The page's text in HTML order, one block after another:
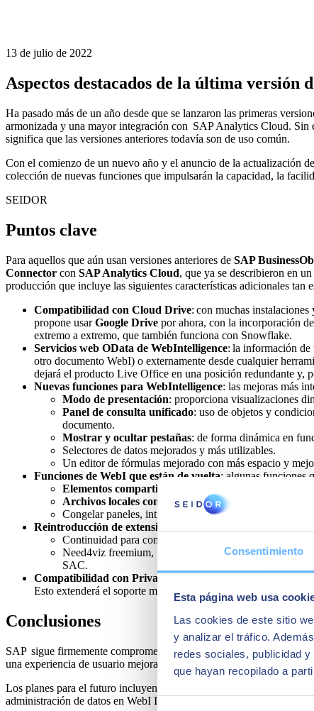
Consentimiento
Esta página web usa
Las cookies de este sitio
y analizar el tráfico.
redes sociales, publicidad
que hayan recopilado a
Selección
13 de julio de 2022
Aspectos destacados de la última versión
Ha pasado más de un año desde que se lanzaron las primeras
armonizada y una mayor integración con SAP Analytics Cloud. Sin
significa que las versiones anteriores todavía son de uso común.
Con el comienzo de un nuevo año y el anuncio de la actualización
colección de nuevas funciones que impulsarán la capacidad, la
SEIDOR
Puntos clave
Para aquellos que aún usan versiones anteriores de SAP
Connector con SAP Analytics Cloud, que ya se describieron en
producción que incluye las siguientes características adicionales tan
Compatibilidad con Cloud Drive: con muchas
propone usarGoogle Drive por ahora, con la incorporación
extremo a extremo, que también funciona con Snowflake.
Servicios web OData de WebIntelligence: la información de
otro documento WebI) o externamente desde cualquier
dejará el producto Live Office en una posición redundante y,
Nuevas funciones para WebIntelligence: las mejoras más
Modo de presentación: proporciona visualizaciones
Panel de consulta unificado: uso de objetos y
documento.
Mostrar y ocultar pestañas: de forma dinámica en
Selectores de datos mejorados y más utilizables.
Un editor de fórmulas mejorado con más espacio y
Funciones de WebI que están de vuelta: algunas funciones
Elementos compartidos
Archivos locales como fuente, usando MS Excel o
Congelar paneles, introducido por primera vez en 4.2.
Reintroducción de extensiones de WebI
Continuidad para complementos pagos como los mapas
Need4viz freemium, un complemento actualmente
SAC.
Compatibilidad con Private Cloud Edition (PCE)
, que
Esto extenderá el soporte más allá de 2027 que por ahora es
Conclusiones
SAP sigue firmemente comprometida con la inversión en la suite
una experiencia de usuario mejorada, colocándola en una posición
Los planes para el futuro incluyen continuar integrando la
administración de datos en WebI Intelligence e impulsando una